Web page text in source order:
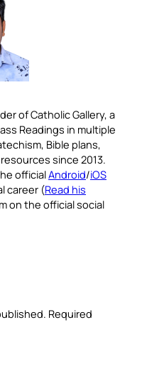
of Catholic Gallery, a
Readings in multiple
Bible plans,
since 2013.
officialAndroid/iOS
career (Read his
on the official social
Required